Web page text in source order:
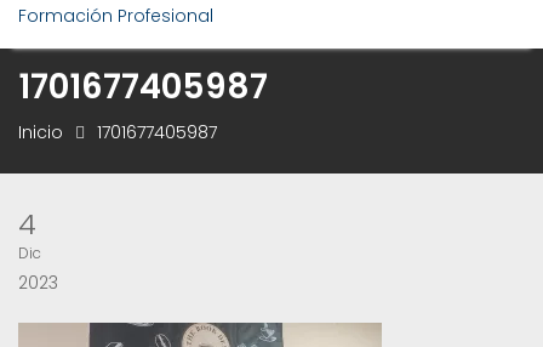
Formación Profesional
1701677405987
Inicio 1701677405987
4
Dic
2023